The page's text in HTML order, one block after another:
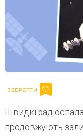
Швидкі
продовжують